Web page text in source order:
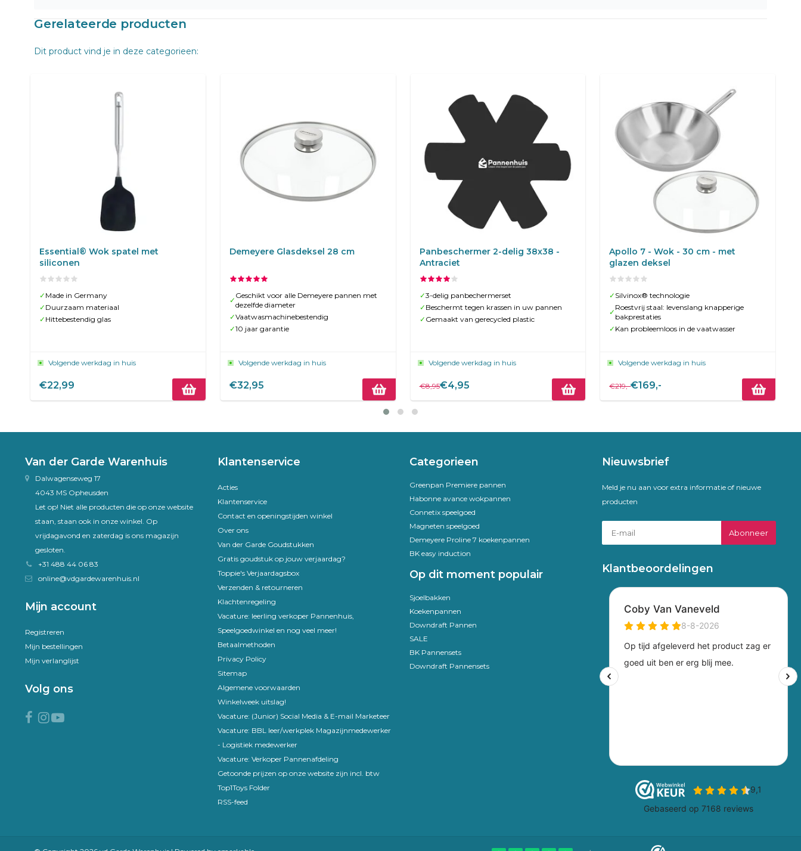
Gerelateerde producten
Dit product vind je in deze categorieen:
Essential® Wok spatel met
siliconen
✓ Made in Germany
✓ Duurzaam materiaal
✓ Hittebestendig glas
Volgende werkdag in huis
€22,99
Demeyere Glasdeksel 28 cm
✓
Geschikt voor alle Demeyere pannen met
dezelfde diameter
✓Vaatwasmachinebestendig
✓10 jaar garantie
Volgende werkdag in huis
€32,95
Panbeschermer 2-delig 38x38 -
Antraciet
✓3-delig panbechermerset
✓ Beschermt tegen krassen in uw pannen
✓ Gemaakt van gerecycled plastic
Volgende werkdag in huis
€8,95€4,95
Apollo 7 - Wok - 30 cm - met
glazen deksel
✓ Silvinox® technologie
✓
Roestvrij staal: levenslang knapperige
bakprestaties
✓ Kan probleemloos in de vaatwasser
Volgende werkdag in huis
€219,-€169,-
Van der Garde Warenhuis
Dalwagenseweg 17
4043 MS Opheusden
Let op! Niet alle producten die op onze website
staan, staan ook in onze winkel. Op
vrijdagavond en zaterdag is ons magazijn
gesloten.
+31 488 44 06 83
online@vdgardewarenhuis.nl
Mijn account
Registreren
Mijn bestellingen
Mijn verlanglijst
Volg ons
Klantenservice
Acties
Klantenservice
Contact en openingstijden winkel
Over ons
Van der Garde Goudstukken
Gratis goudstuk op jouw verjaardag?
Toppie's Verjaardagsbox
Verzenden & retourneren
Klachtenregeling
Vacature: leerling verkoper Pannenhuis,
Speelgoedwinkel en nog veel meer!
Betaalmethoden
Privacy Policy
Sitemap
Algemene voorwaarden
Winkelweek uitslag!
Vacature: (Junior) Social Media & E-mail Marketeer
Vacature: BBL leer/werkplek Magazijnmedewerker
- Logistiek medewerker
Vacature: Verkoper Pannenafdeling
Getoonde prijzen op onze website zijn incl. btw
Top1Toys Folder
RSS-feed
Categorieen
Greenpan Premiere pannen
Habonne avance wokpannen
Connetix speelgoed
Magneten speelgoed
Demeyere Proline 7 koekenpannen
BK easy induction
Op dit moment populair
Sjoelbakken
Koekenpannen
Downdraft Pannen
SALE
BK Pannensets
Downdraft Pannensets
Nieuwsbrief
Meld je nu aan voor extra informatie of nieuwe
producten
Abonneer
Klantbeoordelingen